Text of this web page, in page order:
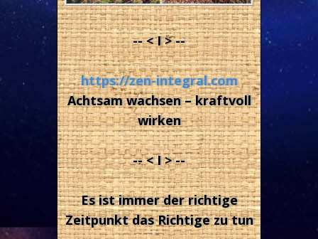
-- < I > --
https://zen-integral.com
Achtsam wachsen – kraftvoll
wirken
-- < I > --
Es ist immer der richtige
Zeitpunkt das Richtige zu tun